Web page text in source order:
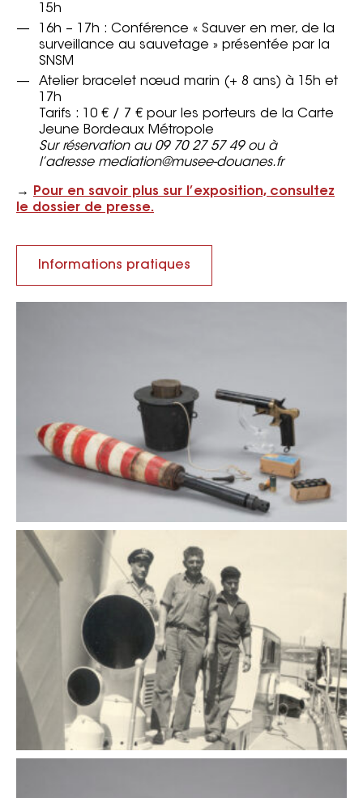
15h
16h – 17h : Conférence « Sauver en mer, de la
surveillance au sauvetage » présentée par la
SNSM
Atelier bracelet nœud marin (+ 8 ans) à 15h et
17h
Tarifs : 10 € / 7 € pour les porteurs de la Carte
Jeune Bordeaux Métropole
Sur réservation au 09 70 27 57 49 ou à
l’adresse mediation@musee-douanes.fr
→
Pour en savoir plus sur l’exposition, consultez
le dossier de presse.
Informations pratiques